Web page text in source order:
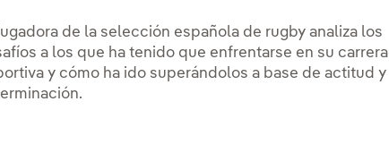
de la selección española de rugby analiza los
a los que ha tenido que enfrentarse en su carrera
y cómo ha ido superándolos a base de actitud y